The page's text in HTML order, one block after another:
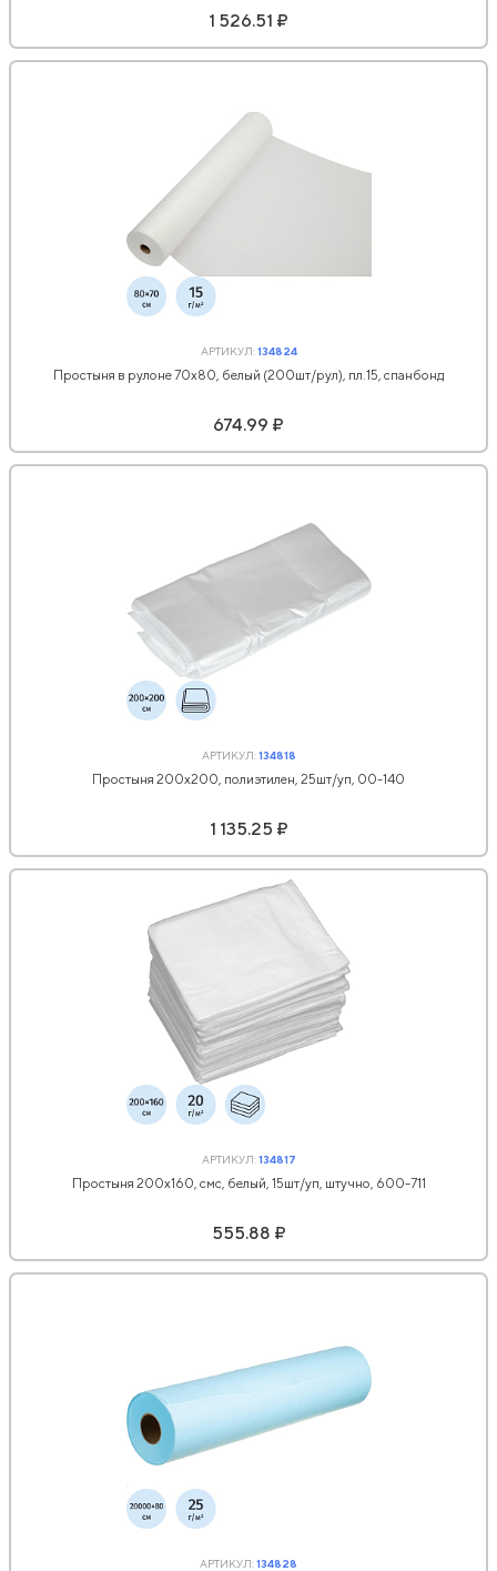
1 526.51 ₽
АРТИКУЛ:134824
Простыня в рулоне 70х80, белый (200шт/рул), пл.15, спанбонд
674.99 ₽
АРТИКУЛ:134818
Простыня 200x200, полиэтилен, 25шт/уп, 00-140
1 135.25 ₽
АРТИКУЛ:134817
Простыня 200x160, смс, белый, 15шт/уп, штучно, 600-711
555.88 ₽
АРТИКУЛ:134828